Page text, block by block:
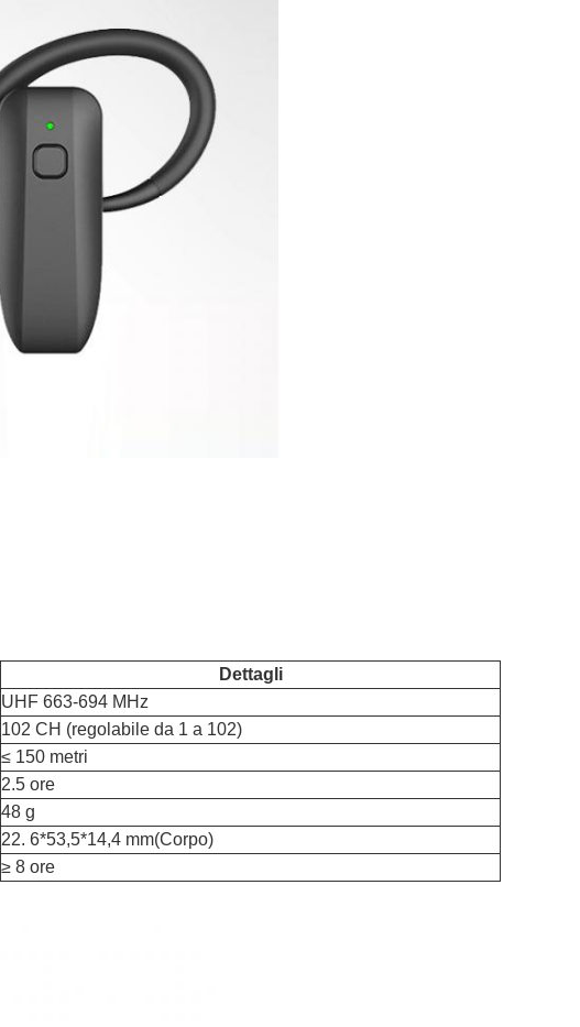
Dettagli
UHF 663-694 MHz
102 CH (regolabile da 1 a 102)
≤ 150 metri
2.5 ore
48 g
22. 6*53,5*14,4 mm(Corpo)
≥ 8 ore